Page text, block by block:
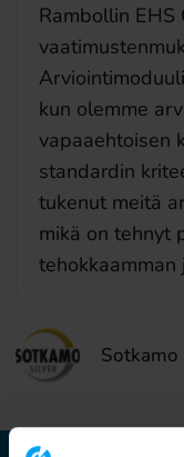
Rambollin EHS
kun olemme
vapaaehtoisen
standardin
tukenut meitä
mikä on tehnyt
Sotkamo